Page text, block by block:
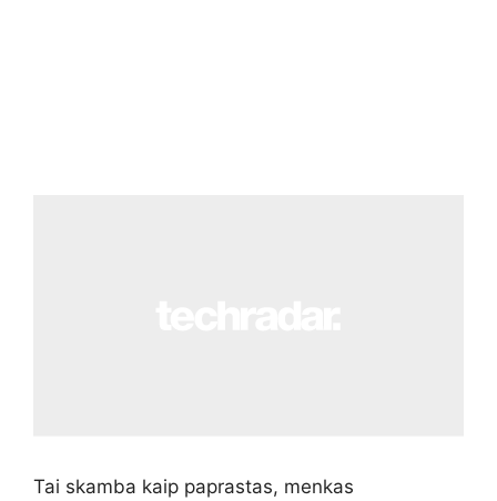
Tai skamba kaip paprastas, menkas